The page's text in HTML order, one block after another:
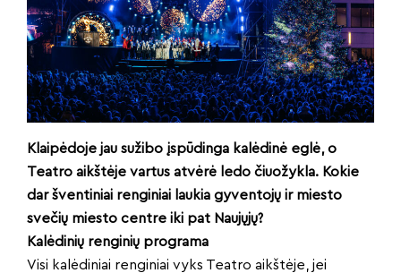
Klaipėdoje jau sužibo įspūdinga kalėdinė eglė, o
Teatro aikštėje vartus atvėrė ledo čiuožykla. Kokie
dar šventiniai renginiai laukia gyventojų ir miesto
svečių miesto centre iki pat Naujųjų?
Kalėdinių renginių programa
Visi kalėdiniai renginiai vyks Teatro aikštėje, jei